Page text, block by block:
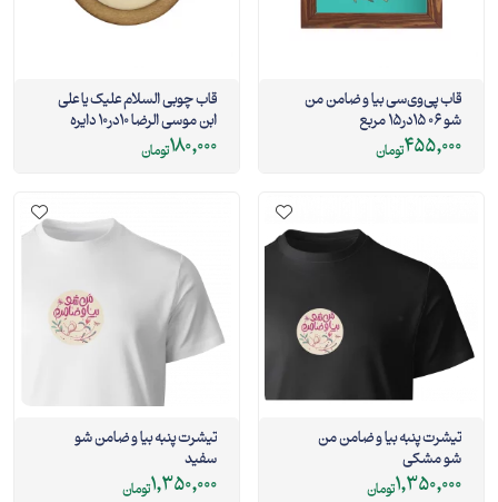
قاب پی‌وی‌سی بیا و ضامن من
شو 06 15در15 مربع
455,000تومان
قاب چوبی السلام علیک یا علی
ابن موسی الرضا 10در10 دایره
180,000تومان
تیشرت پنبه بیا و ضامن من
شو مشکی
1,350,000تومان
تیشرت پنبه بیا و ضامن شو
سفید
1,350,000تومان